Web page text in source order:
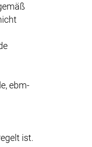
ebm-
ist.